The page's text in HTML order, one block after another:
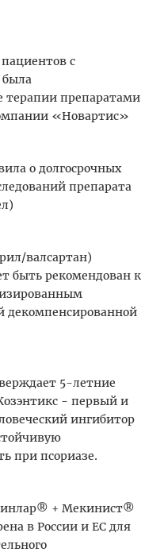
с
была
терапии препаратами
«Новартис»
о долгосрочных
препарата
валсартан)
быть рекомендован к
декомпенсированной
5-летние
- первый и
ингибитор
при псориазе.
+ Мекинист®
в России и ЕС для